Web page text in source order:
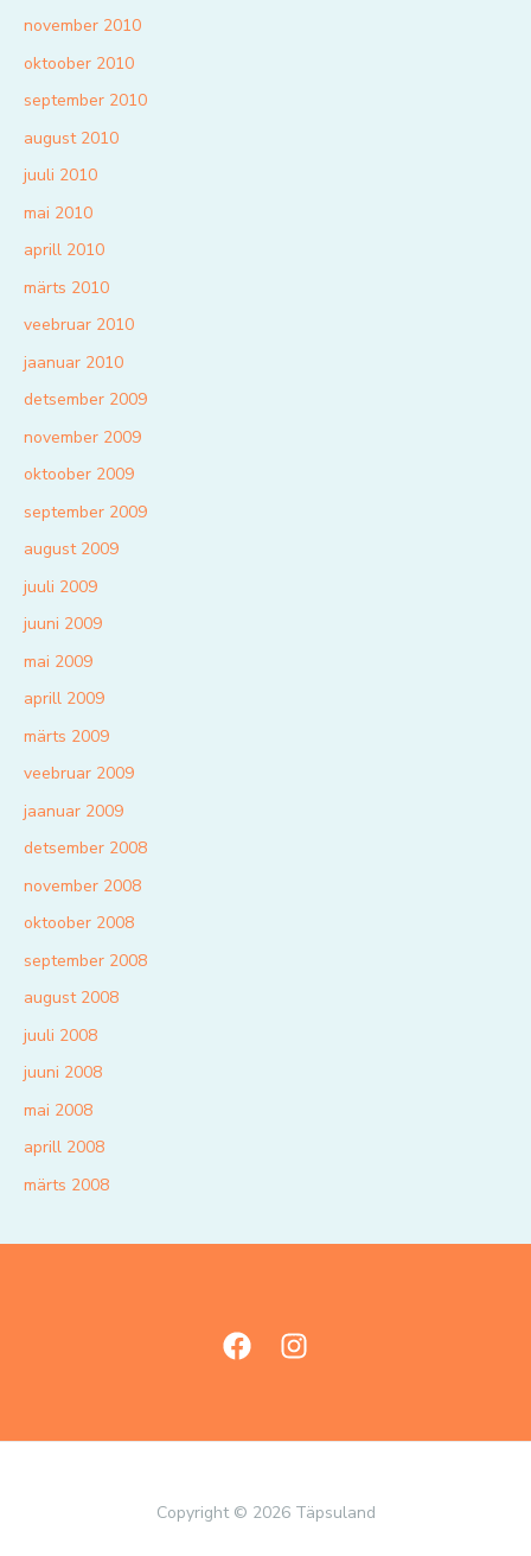
november 2010
oktoober 2010
september 2010
august 2010
juuli 2010
mai 2010
aprill 2010
märts 2010
veebruar 2010
jaanuar 2010
detsember 2009
november 2009
oktoober 2009
september 2009
august 2009
juuli 2009
juuni 2009
mai 2009
aprill 2009
märts 2009
veebruar 2009
jaanuar 2009
detsember 2008
november 2008
oktoober 2008
september 2008
august 2008
juuli 2008
juuni 2008
mai 2008
aprill 2008
märts 2008
Copyright © 2026 Täpsuland